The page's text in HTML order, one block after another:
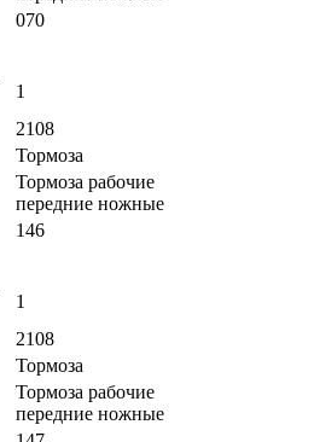
070
1
2108
Тормоза
Тормоза рабочие
передние ножные
146
1
2108
Тормоза
Тормоза рабочие
передние ножные